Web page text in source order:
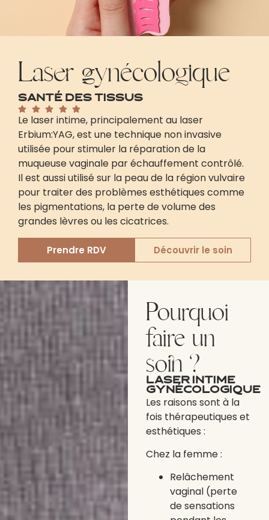
Laser gynécologique
santé des tissus
Le laser intime, principalement au laser
Erbium:YAG, est une technique non invasive
utilisée pour stimuler la réparation de la
muqueuse vaginale par échauffement contrôlé.
Il est aussi utilisé sur la peau de la région vulvaire
pour traiter des problèmes esthétiques comme
les pigmentations, la perte de volume des
grandes lèvres ou les cicatrices.
Prendre RDV Découvrir le soin
Pourquoi
faire un
soin ?
Laser intime
gynécologique
Les raisons sont à la
fois thérapeutiques et
esthétiques :
Chez la femme :
Relâchement
vaginal (perte
de sensations